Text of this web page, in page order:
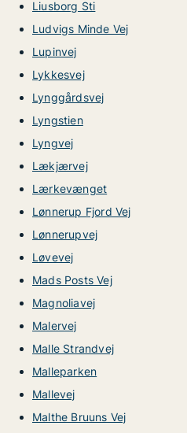
Liusborg Sti
Ludvigs Minde Vej
Lupinvej
Lykkesvej
Lynggårdsvej
Lyngstien
Lyngvej
Lækjærvej
Lærkevænget
Lønnerup Fjord Vej
Lønnerupvej
Løvevej
Mads Posts Vej
Magnoliavej
Malervej
Malle Strandvej
Malleparken
Mallevej
Malthe Bruuns Vej